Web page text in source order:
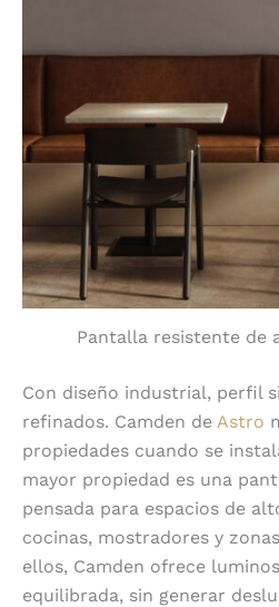
Pantalla resistente de
Con diseño industrial, perfil
refinados. Camden de Astro
propiedades cuando se
mayor propiedad es una
pensada para espacios de
cocinas, mostradores y
ellos, Camden ofrece
equilibrada, sin generar